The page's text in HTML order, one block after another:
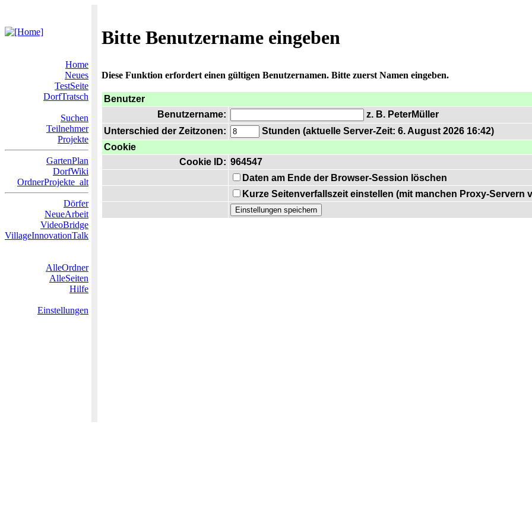
Bitte Benutzername eingeben
Home
Neues
TestSeite
DorfTratsch
Suchen
Teilnehmer
Projekte
GartenPlan
DorfWiki
OrdnerProjekte_alt
Dörfer
NeueArbeit
VideoBridge
VillageInnovationTalk
AlleOrdner
AlleSeiten
Hilfe
Einstellungen
Diese Funktion erfordert einen gültigen Benutzernamen. Bitte zuerst Namen eingeben.
Benutzer
Benutzername:
z. B. PeterMüller
Unterschied der Zeitzonen:
Stunden (aktuelle Server-Zeit: 6. August 2026 16:42)
Cookie
Cookie ID: 964547
Daten am Ende der Browser-Session löschen
Kurze Seitenverfallszeit einstellen (mit manchen Proxy-Servern